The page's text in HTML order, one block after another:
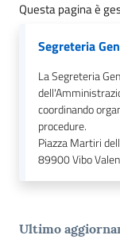
su
Questa pagina è
Segreteria
La Segreteria
coordinando
procedure.
Piazza Martiri
89900Vibo
Ultimo